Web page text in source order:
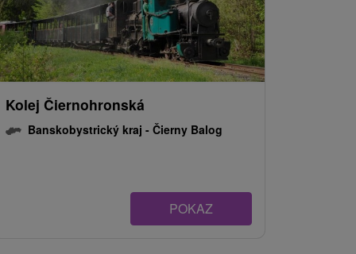
Kolej Čiernohronská
Banskobystrický kraj - Čierny Balog
POKAZ